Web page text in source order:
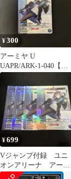
¥300
アーミヤ U
UAPR/ARK-1-040【ユ
ニオンアリーナ】
¥699
Vジャンプ付録 ユニ
オンアリーナ アーミ
ヤ 4枚セット